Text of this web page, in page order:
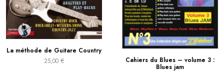
La méthode de Guitare Country
25,00 € Cahiers du Blues – volume 3 :
Blues jam